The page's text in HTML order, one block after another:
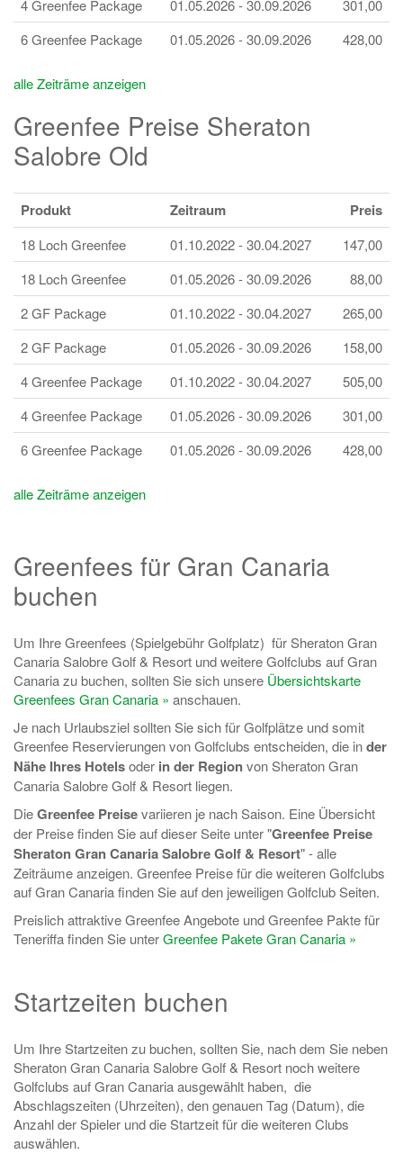
4 Greenfee Package 01.05.2026 - 30.09.2026
301,00
6 Greenfee Package
01.05.2026 - 30.09.2026 428,00
alle Zeiträme anzeigen
Greenfee Preise Sheraton
Salobre Old
Produkt Zeitraum Preis
18 Loch Greenfee 01.10.2022 - 30.04.2027
147,00
18 Loch Greenfee
01.05.2026 - 30.09.2026
88,00
2 GF Package
01.10.2022 - 30.04.2027
265,00
2 GF Package
01.05.2026 - 30.09.2026
158,00
4 Greenfee Package
01.10.2022 - 30.04.2027
505,00
4 Greenfee Package
01.05.2026 - 30.09.2026
301,00
6 Greenfee Package
01.05.2026 - 30.09.2026 428,00
alle Zeiträme anzeigen
Greenfees für Gran Canaria
buchen
Um Ihre Greenfees (Spielgebühr Golfplatz) für Sheraton Gran
Canaria Salobre Golf & Resort und weitere Golfclubs auf Gran
Canaria zu buchen, sollten Sie sich unsere Übersichtskarte
Greenfees Gran Canaria » anschauen.
Je nach Urlaubsziel sollten Sie sich für Golfplätze und somit
Greenfee Reservierungen von Golfclubs entscheiden, die inder
Nähe Ihres Hotelsoder in der Regionvon Sheraton Gran
Canaria Salobre Golf & Resort liegen.
DieGreenfee Preisevariieren je nach Saison. Eine Übersicht
der Preise finden Sie auf dieser Seite unter "Greenfee Preise
Sheraton Gran Canaria Salobre Golf & Resort" - alle
Zeiträume anzeigen. Greenfee Preise für die weiteren Golfclubs
auf Gran Canaria finden Sie auf den jeweiligen Golfclub Seiten.
Preislich attraktive Greenfee Angebote und Greenfee Pakte für
Teneriffa finden Sie unterGreenfee Pakete Gran Canaria »
Startzeiten buchen
Um Ihre Startzeiten zu buchen, sollten Sie, nach dem Sie neben
Sheraton Gran Canaria Salobre Golf & Resort noch weitere
Golfclubs auf Gran Canaria ausgewählt haben, die
Abschlagszeiten (Uhrzeiten), den genauen Tag (Datum), die
Anzahl der Spieler und die Startzeit für die weiteren Clubs
auswählen.